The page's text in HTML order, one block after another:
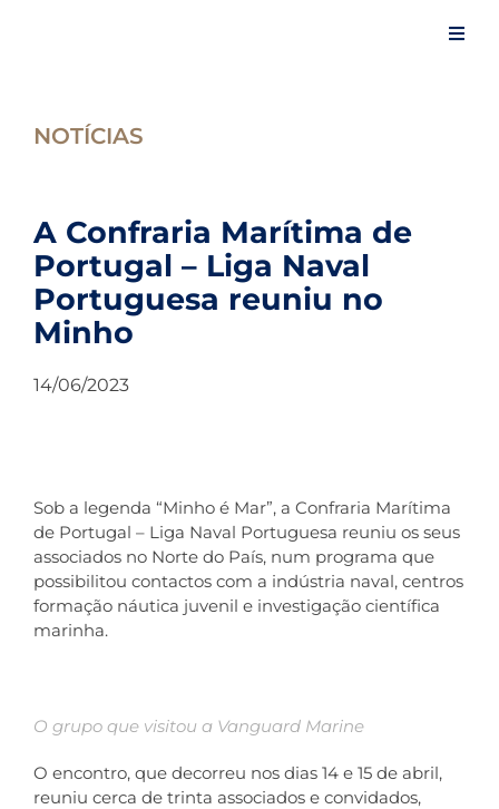
NOTÍCIAS
A Confraria Marítima de
Portugal – Liga Naval
Portuguesa reuniu no
Minho
14/06/2023
Sob a legenda “Minho é Mar”, a Confraria Marítima
de Portugal – Liga Naval Portuguesa reuniu os seus
associados no Norte do País, num programa que
possibilitou contactos com a indústria naval, centros
formação náutica juvenil e investigação científica
marinha.
O grupo que visitou a Vanguard Marine
O encontro, que decorreu nos dias 14 e 15 de abril,
reuniu cerca de trinta associados e convidados,